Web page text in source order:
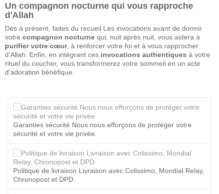
Un compagnon nocturne qui vous rapproche
d'Allah
Dès à présent, faites du recueil Les invocations avant de dormir
votre compagnon nocturne qui, nuit après nuit, vous aidera à
purifier votre cœur, à renforcer votre foi et à vous rapprocher
d'Allah. Enfin, en intégrant ces invocations authentiques à votre
rituel du coucher, vous transformerez votre sommeil en un acte
d'adoration bénéfique.
Garanties sécurité Nous nous efforçons de protéger votre
sécurité et votre vie privée.
Politique de livraison Livraison avec Colissimo, Mondial Relay,
Chronopost et DPD.